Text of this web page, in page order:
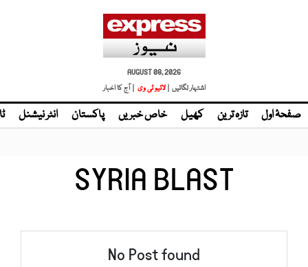
AUGUST 08, 2026
اشتہار لگائیں | لائیو ٹی وی | آج کا اخبار
صفحۂ اول تازہ ترین کھیل خاص خبریں پاکستان انٹر نیشنل
SYRIA BLAST
No Post found